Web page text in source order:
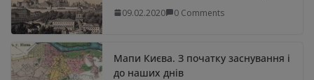
09.02.2020 0 Comments
Мапи Києва. З початку заснування і
до наших днів